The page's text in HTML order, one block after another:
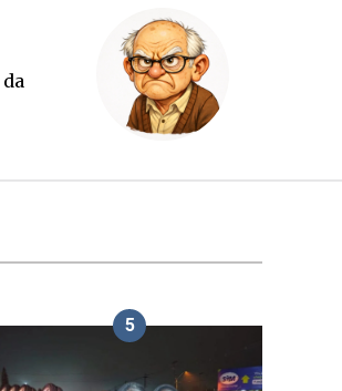
Prisco Paraíso
e tabuleiro
completo para
5